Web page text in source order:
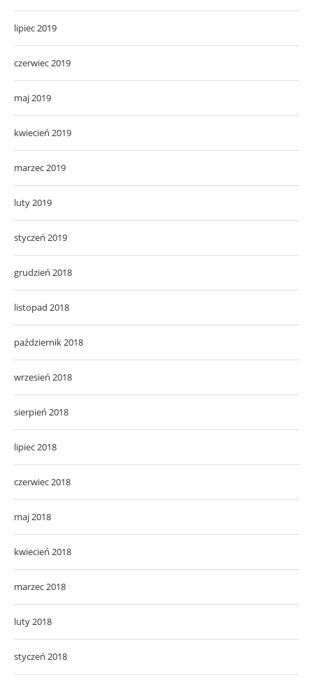
lipiec 2019
czerwiec 2019
maj 2019
kwiecień 2019
marzec 2019
luty 2019
styczeń 2019
grudzień 2018
listopad 2018
październik 2018
wrzesień 2018
sierpień 2018
lipiec 2018
czerwiec 2018
maj 2018
kwiecień 2018
marzec 2018
luty 2018
styczeń 2018